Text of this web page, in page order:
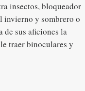
insectos, bloqueador
invierno y sombrero o
de sus aficiones la
traer binoculares y